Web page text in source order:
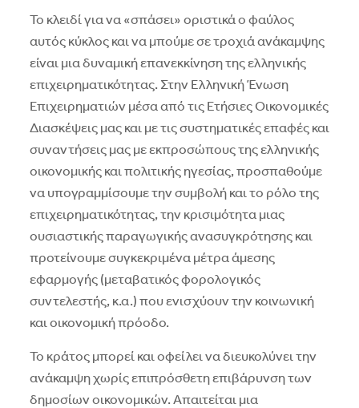
Το κλειδί για να «σπάσει» οριστικά ο φαύλος
αυτός κύκλος και να μπούμε σε τροχιά ανάκαμψης
είναι μια δυναμική επανεκκίνηση της ελληνικής
επιχειρηματικότητας. Στην Ελληνική Ένωση
Επιχειρηματιών μέσα από τις Ετήσιες Οικονομικές
Διασκέψεις μας και με τις συστηματικές επαφές και
συναντήσεις μας με εκπροσώπους της ελληνικής
οικονομικής και πολιτικής ηγεσίας, προσπαθούμε
να υπογραμμίσουμε την συμβολή και το ρόλο της
επιχειρηματικότητας, την κρισιμότητα μιας
ουσιαστικής παραγωγικής ανασυγκρότησης και
προτείνουμε συγκεκριμένα μέτρα άμεσης
εφαρμογής (μεταβατικός φορολογικός
συντελεστής, κ.α.) που ενισχύουν την κοινωνική
και οικονομική πρόοδο.
Το κράτος μπορεί και οφείλει να διευκολύνει την
ανάκαμψη χωρίς επιπρόσθετη επιβάρυνση των
δημοσίων οικονομικών. Απαιτείται μια